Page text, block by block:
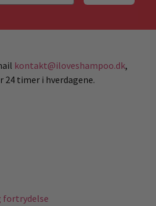
kontakt@iloveshampoo.dk,
24 timer i hverdagene.
fortrydelse